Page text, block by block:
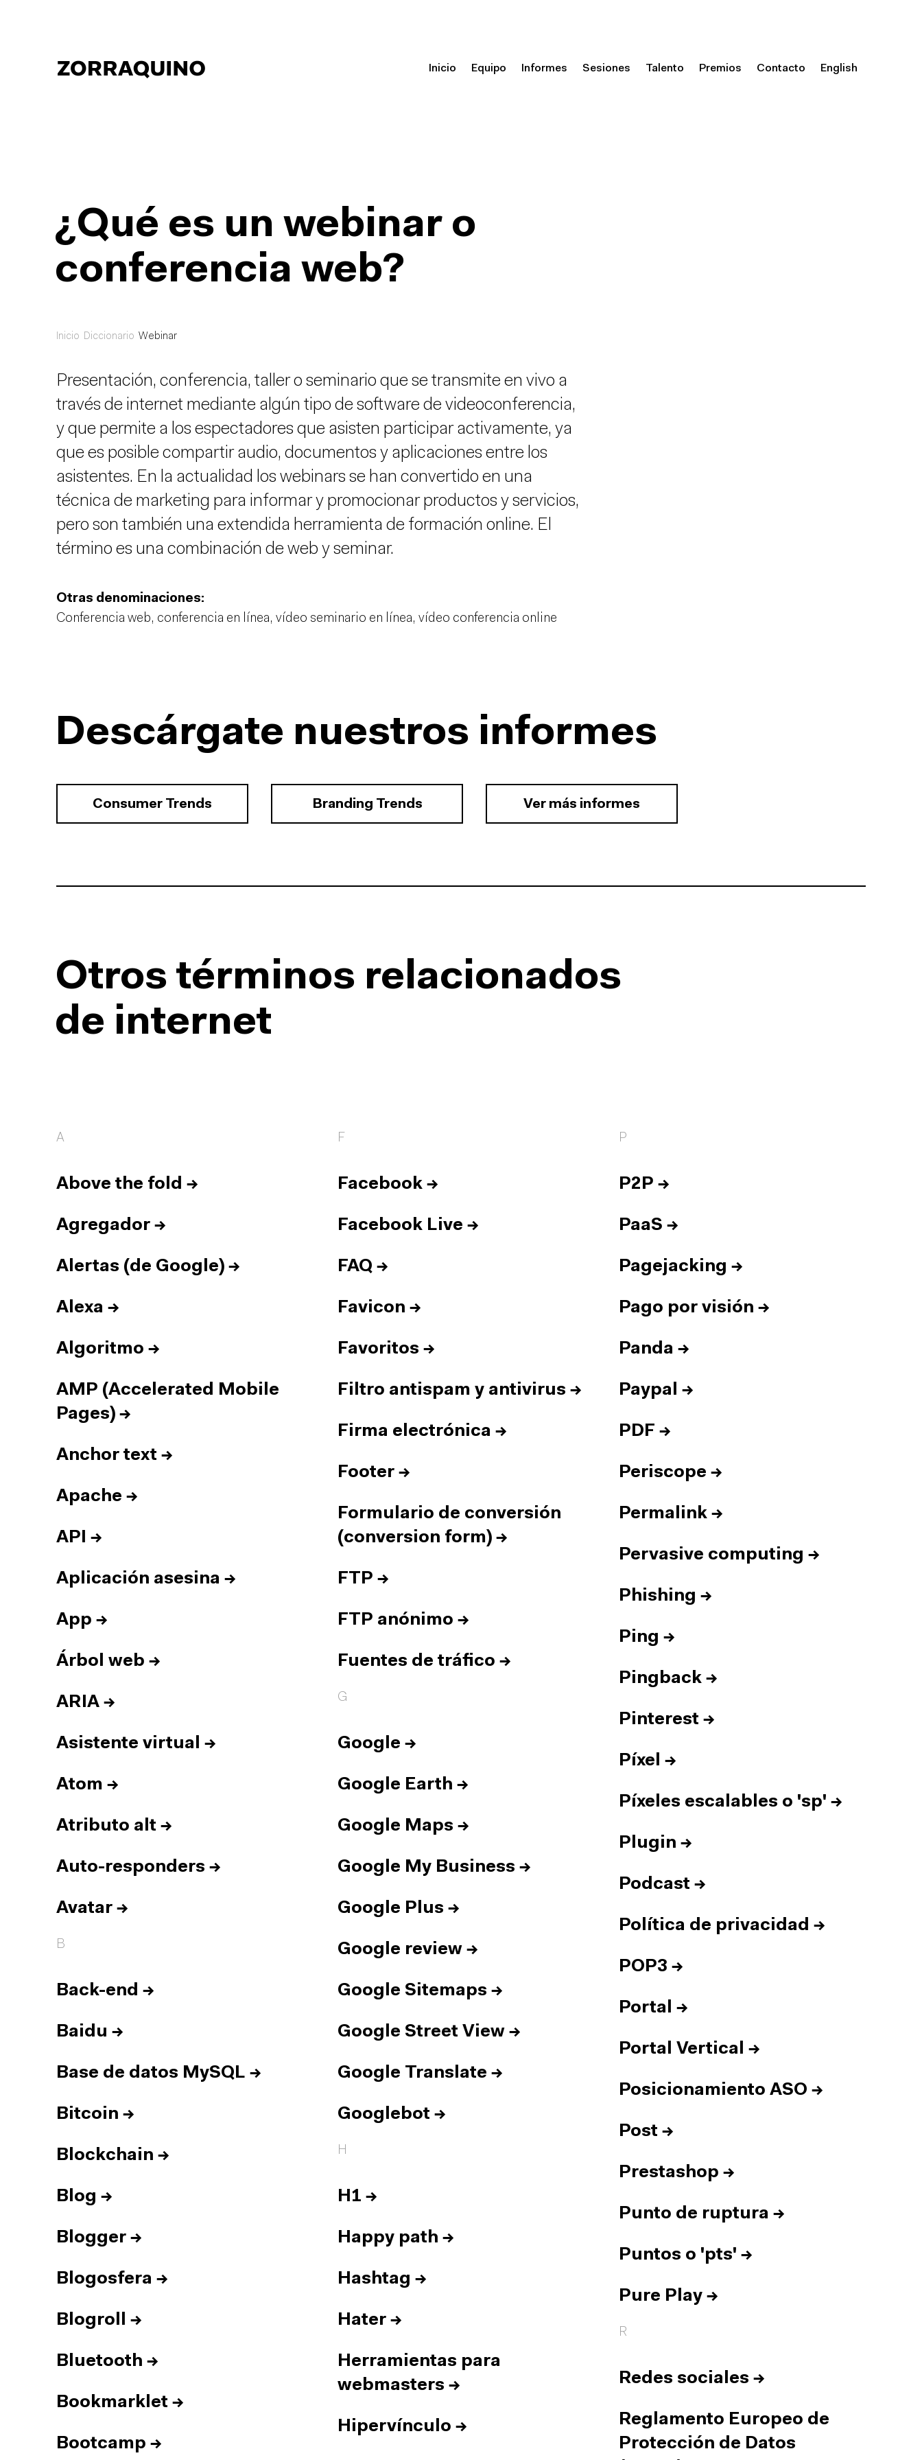
Inicio Equipo Informes Sesiones Talento Premios Contacto English
¿Qué es un webinar o
conferencia web?
Inicio Diccionario Webinar
Presentación, conferencia, taller o seminario que se transmite en vivo a
través de internet mediante algún tipo de software de videoconferencia,
y que permite a los espectadores que asisten participar activamente, ya
que es posible compartir audio, documentos y aplicaciones entre los
asistentes. En la actualidad los webinars se han convertido en una
técnica de marketing para informar y promocionar productos y servicios,
pero son también una extendida herramienta de formación online. El
término es una combinación de web y seminar.
Otras denominaciones:
Conferencia web, conferencia en línea, vídeo seminario en línea, vídeo conferencia online
Descárgate nuestros informes
Consumer Trends Branding Trends Ver más informes
Otros términos relacionados
de internet
A
Above the fold →
Agregador →
Alertas (de Google) →
Alexa →
Algoritmo →
AMP (Accelerated Mobile
Pages) →
Anchor text →
Apache →
API →
Aplicación asesina →
App →
Árbol web →
ARIA →
Asistente virtual →
Atom →
Atributo alt →
Auto-responders →
Avatar →
B
Back-end →
Baidu →
Base de datos MySQL →
Bitcoin →
Blockchain →
Blog →
Blogger →
Blogosfera →
Blogroll →
Bluetooth →
Bookmarklet →
Bootcamp →
F
Facebook →
Facebook Live →
FAQ →
Favicon →
Favoritos →
Filtro antispam y antivirus →
Firma electrónica →
Footer →
Formulario de conversión
(conversion form) →
FTP →
FTP anónimo →
Fuentes de tráfico →
G
Google →
Google Earth →
Google Maps →
Google My Business →
Google Plus →
Google review →
Google Sitemaps →
Google Street View →
Google Translate →
Googlebot →
H
H1 →
Happy path →
Hashtag →
Hater →
Herramientas para
webmasters →
Hipervínculo →
P
P2P →
PaaS →
Pagejacking →
Pago por visión →
Panda →
Paypal →
PDF →
Periscope →
Permalink →
Pervasive computing →
Phishing →
Ping →
Pingback →
Pinterest →
Píxel →
Píxeles escalables o 'sp' →
Plugin →
Podcast →
Política de privacidad →
POP3 →
Portal →
Portal Vertical →
Posicionamiento ASO →
Post →
Prestashop →
Punto de ruptura →
Puntos o 'pts' →
Pure Play →
R
Redes sociales →
Reglamento Europeo de
Protección de Datos